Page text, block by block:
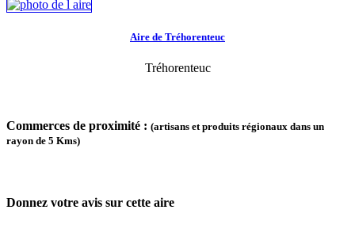
Aire de Tréhorenteuc
Tréhorenteuc
Commerces de proximité : (artisans et produits régionaux dans un
rayon de 5 Kms)
Donnez votre avis sur cette aire